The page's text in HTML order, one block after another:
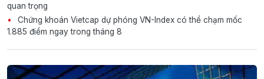
quan trọng
Chứng khoán Vietcap dự phóng VN-Index có thể chạm mốc
1.885 điểm ngay trong tháng 8